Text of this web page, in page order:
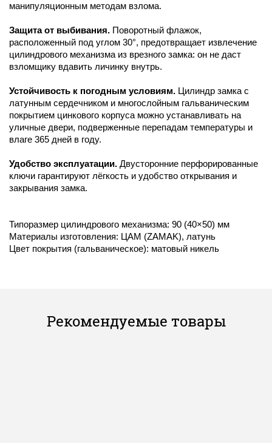
манипуляционным методам взлома.
Защита от выбивания. Поворотный флажок,
расположенный под углом 30°, предотвращает извлечение
цилиндрового механизма из врезного замка: он не даст
взломщику вдавить личинку внутрь.
Устойчивость к погодным условиям. Цилиндр замка с
латунным сердечником и многослойным гальваническим
покрытием цинкового корпуса можно устанавливать на
уличные двери, подверженные перепадам температуры и
влаге 365 дней в году.
Удобство эксплуатации. Двусторонние перфорированные
ключи гарантируют лёгкость и удобство открывания и
закрывания замка.
Типоразмер цилиндрового механизма: 90 (40×50) мм
Материалы изготовления: ЦАМ (ZAMAK), латунь
Цвет покрытия (гальваническое): матовый никель
Рекомендуемые товары